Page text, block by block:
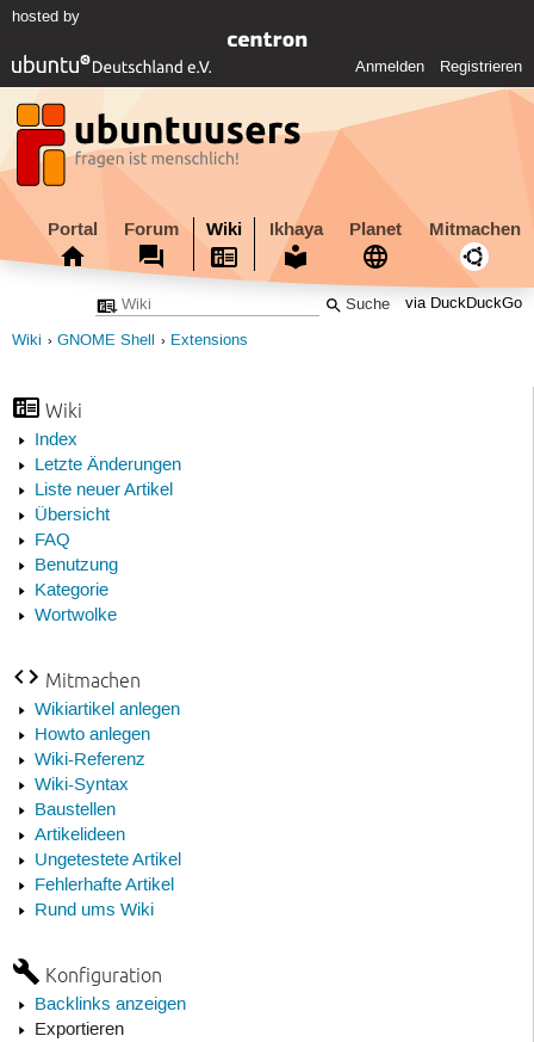
hosted by
Anmelden Registrieren
Portal Forum Wiki Ikhaya Planet Mitmachen
via DuckDuckGo
Wiki GNOME Shell Extensions
Wiki
Index
Letzte Änderungen
Liste neuer Artikel
Übersicht
FAQ
Benutzung
Kategorie
Wortwolke
Mitmachen
Wikiartikel anlegen
Howto anlegen
Wiki-Referenz
Wiki-Syntax
Baustellen
Artikelideen
Ungetestete Artikel
Fehlerhafte Artikel
Rund ums Wiki
Konfiguration
Backlinks anzeigen
Exportieren